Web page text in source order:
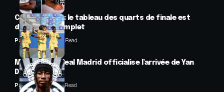
CAN féminine : le tableau des quarts de finale est
désormais complet
Panafrofoot2 Min Read
Mercato : Le Real Madrid officialise l’arrivée de Yan
Diomandé
Panafrofoot1 Min Read